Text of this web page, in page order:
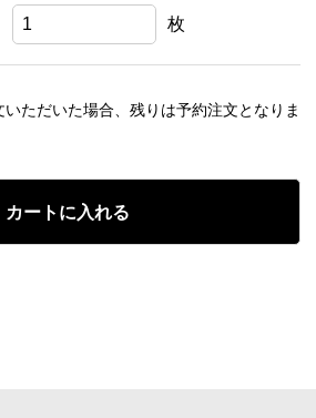
枚
ただいた場合、残りは予約注文となりま